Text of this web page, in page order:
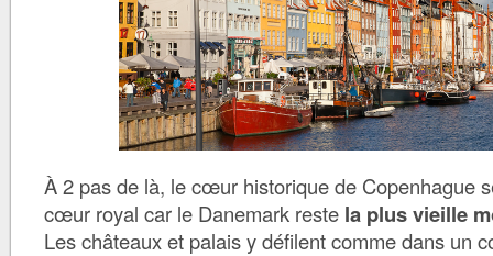
À 2 pas de là, le cœur historique de Copenhague
cœur royal car le Danemark reste la plus vieille
Les châteaux et palais y défilent comme dans un